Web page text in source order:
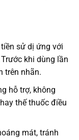
sử dị ứng với
khi dùng lần
trên nhãn.
hỗ trợ, không
thế thuốc điều
mát, tránh